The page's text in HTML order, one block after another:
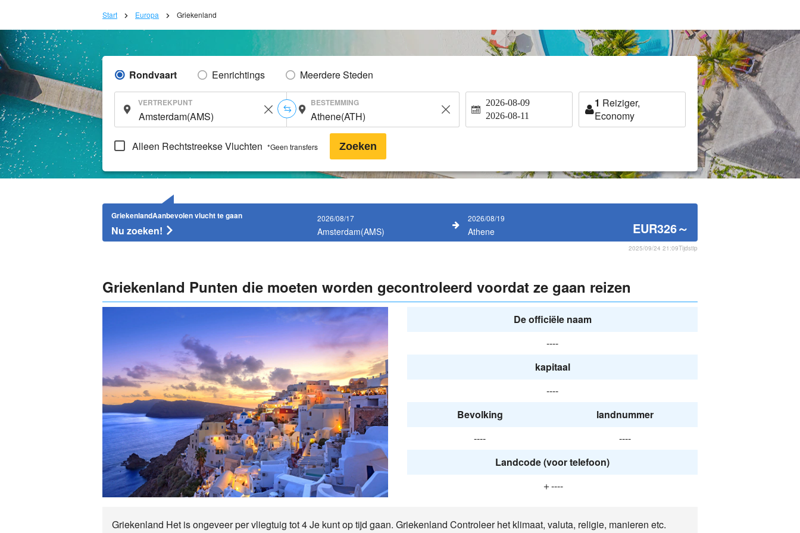
Start Europa Griekenland
Rondvaart Eenrichtings Meerdere Steden
VERTREKPUNT BESTEMMING 2026-08-09
2026-08-11
1 Reiziger,
Economy
Alleen Rechtstreekse Vluchten *Geen transfers Zoeken
GriekenlandAanbevolen vlucht te gaan
Nu zoeken!
2026/08/17
Amsterdam(AMS)
2026/08/19
Athene EUR326～
2025/09/24 21:09Tijdstip
Griekenland Punten die moeten worden gecontroleerd voordat ze gaan reizen
De officiële naam
----
kapitaal
----
Bevolking
landnummer
----
----
Landcode (voor telefoon)
＋----
Griekenland Het is ongeveer per vliegtuig tot 4 Je kunt op tijd gaan. Griekenland Controleer het klimaat, valuta, religie, manieren etc.